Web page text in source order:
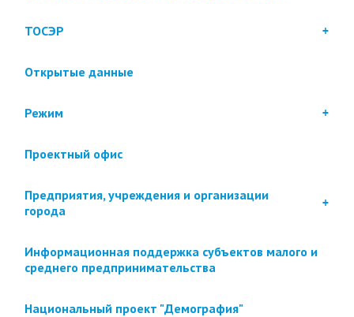
ТОСЭР
Открытые данные
Режим
Проектный офис
Предприятия, учреждения и организации
города
Информационная поддержка субъектов малого и
среднего предпринимательства
Национальный проект "Демография"